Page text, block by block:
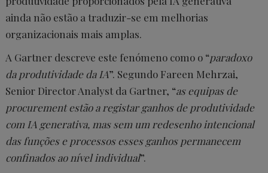
ainda não estão a traduzir-se em melhorias
organizacionais mais amplas.
A Gartner descreve este fenómeno como o “paradoxo
da produtividade da IA”. Segundo Fareen Mehrzai,
Senior Director Analyst da Gartner, “as equipas de
procurement estão a registar ganhos de produtividade
com IA generativa, mas sem um redesenho intencional
das funções e processos esses ganhos permanecem
confinados ao nível individual”.